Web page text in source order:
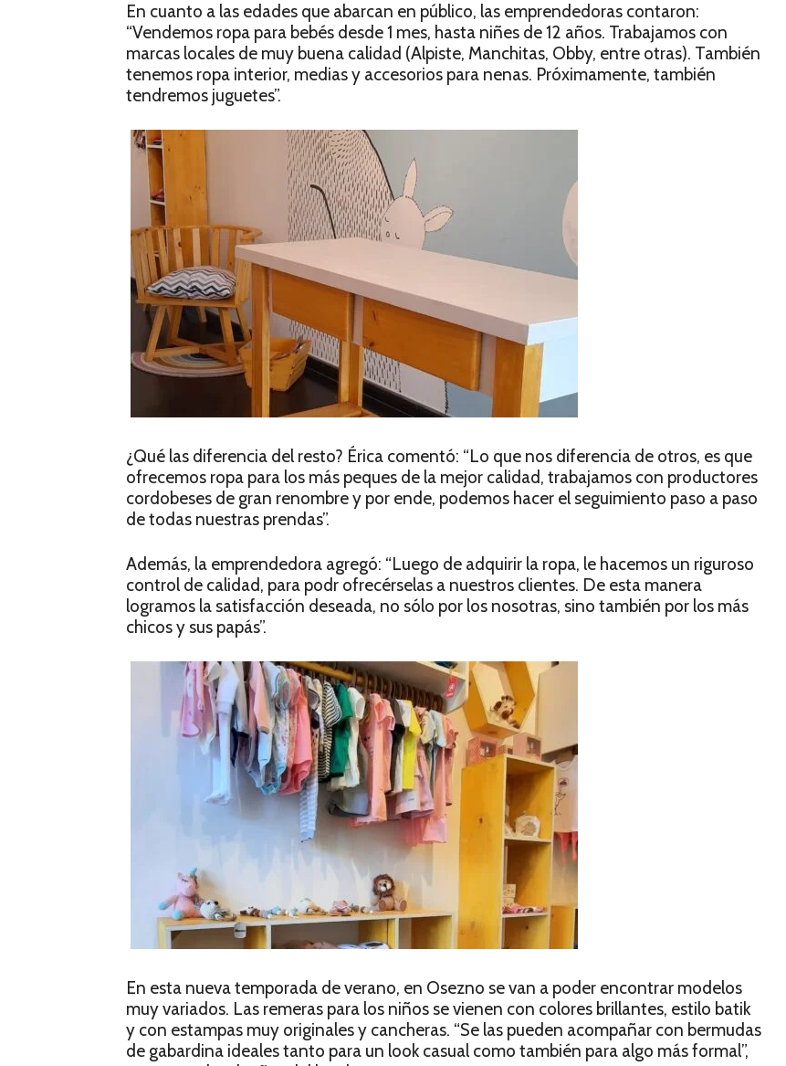
En cuanto a las edades que abarcan en público, las emprendedoras contaron:
“Vendemos ropa para bebés desde 1 mes, hasta niñes de 12 años. Trabajamos con
marcas locales de muy buena calidad (Alpiste, Manchitas, Obby, entre otras). También
tenemos ropa interior, medias y accesorios para nenas. Próximamente, también
tendremos juguetes”.
¿Qué las diferencia del resto? Érica comentó: “Lo que nos diferencia de otros, es que
ofrecemos ropa para los más peques de la mejor calidad, trabajamos con productores
cordobeses de gran renombre y por ende, podemos hacer el seguimiento paso a paso
de todas nuestras prendas”.
Además, la emprendedora agregó: “Luego de adquirir la ropa, le hacemos un riguroso
control de calidad, para podr ofrecérselas a nuestros clientes. De esta manera
logramos la satisfacción deseada, no sólo por los nosotras, sino también por los más
chicos y sus papás”.
En esta nueva temporada de verano, en Osezno se van a poder encontrar modelos
muy variados. Las remeras para los niños se vienen con colores brillantes, estilo batik
y con estampas muy originales y cancheras. “Se las pueden acompañar con bermudas
de gabardina ideales tanto para un look casual como también para algo más formal”,